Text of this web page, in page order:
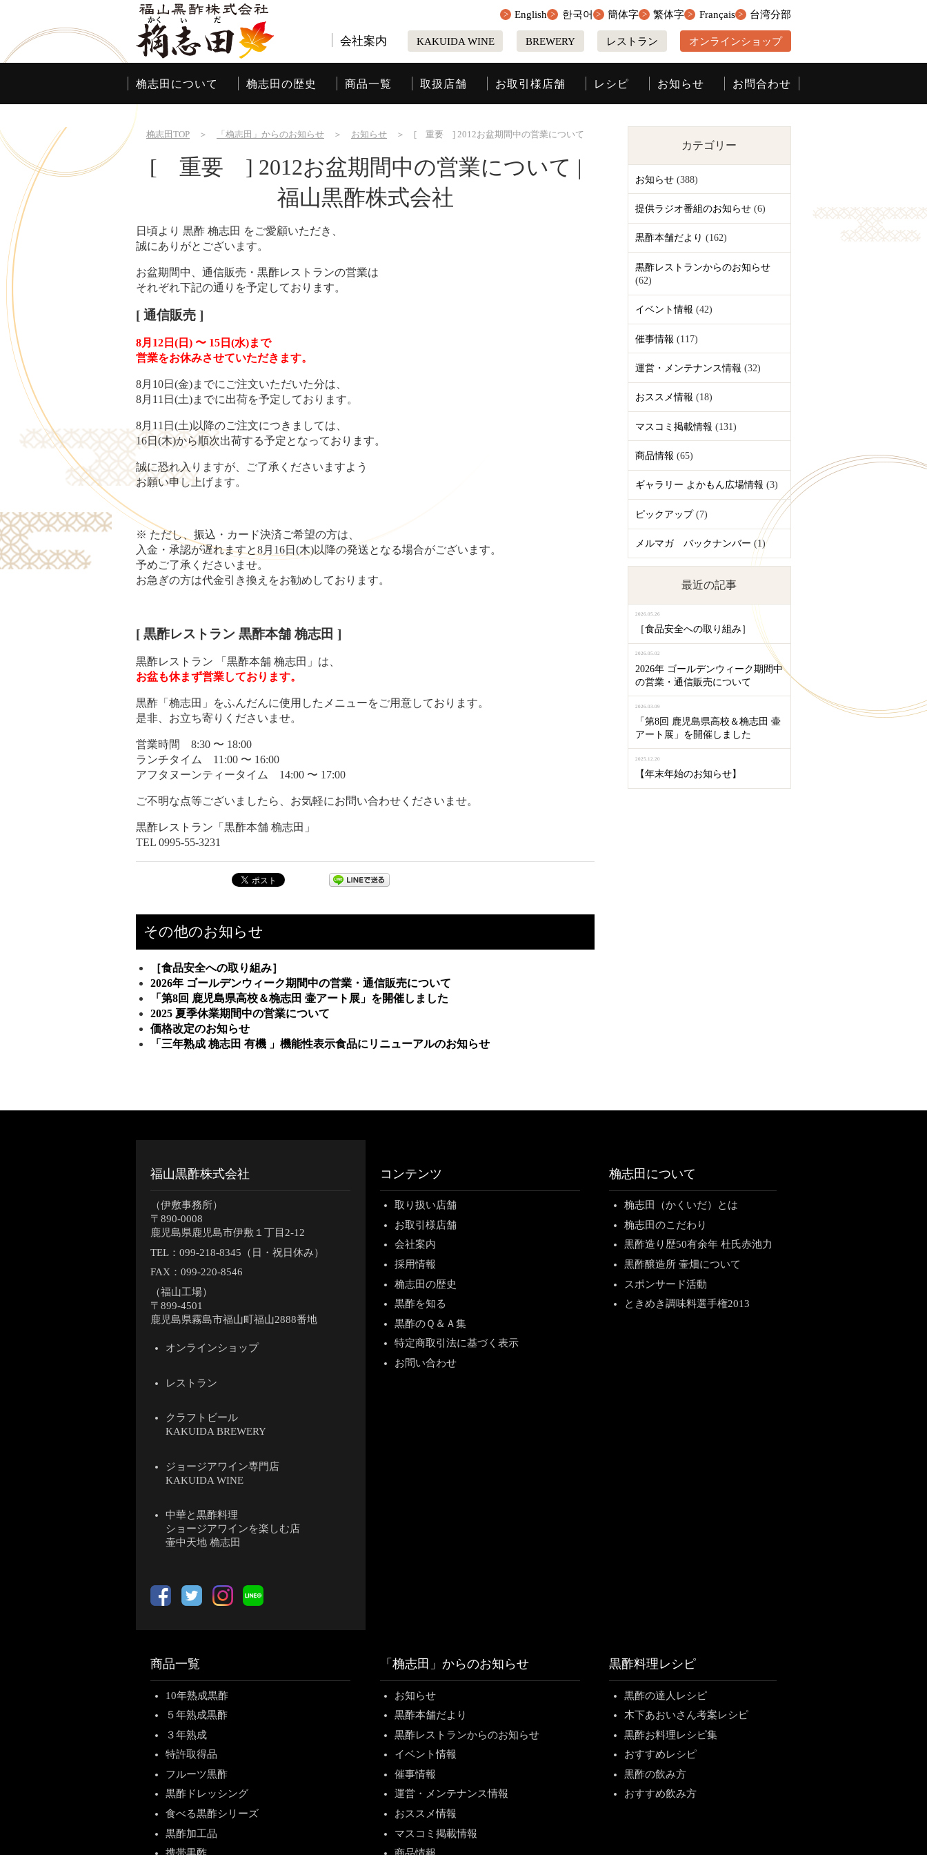
桷志田について 桷志田の歴史 商品一覧 取扱店舗 お取引様店舗 レシピ お知らせ お問合わせ
会社案内 KAKUIDA WINE BREWERY レストラン オンラインショップ
English 한국어 簡体字 繁体字 Français 台湾分部
桷志田TOP ＞ 「桷志田」からのお知らせ ＞ お知らせ ＞ [ 重要 ] 2012お盆期間中の営業について
[ 重要 ] 2012お盆期間中の営業について |
福山黒酢株式会社
日頃より 黒酢 桷志田 をご愛顧いただき、
誠にありがとございます。
お盆期間中、通信販売・黒酢レストランの営業は
それぞれ下記の通りを予定しております。
[ 通信販売 ]
8月12日(日) 〜 15日(水)まで
営業をお休みさせていただきます。
8月10日(金)までにご注文いただいた分は、
8月11日(土)までに出荷を予定しております。
8月11日(土)以降のご注文につきましては、
16日(木)から順次出荷する予定となっております。
誠に恐れ入りますが、ご了承くださいますよう
お願い申し上げます。
※ ただし、振込・カード決済ご希望の方は、
入金・承認が遅れますと8月16日(木)以降の発送となる場合がございます。
予めご了承くださいませ。
お急ぎの方は代金引き換えをお勧めしております。
[ 黒酢レストラン 黒酢本舗 桷志田 ]
黒酢レストラン 「黒酢本舗 桷志田」は、
お盆も休まず営業しております。
黒酢「桷志田」をふんだんに使用したメニューをご用意しております。
是非、お立ち寄りくださいませ。
営業時間 8:30 〜 18:00
ランチタイム 11:00 〜 16:00
アフタヌーンティータイム 14:00 〜 17:00
ご不明な点等ございましたら、お気軽にお問い合わせくださいませ。
黒酢レストラン「黒酢本舗 桷志田」
TEL 0995-55-3231
その他のお知らせ
［食品安全への取り組み］
2026年 ゴールデンウィーク期間中の営業・通信販売について
「第8回 鹿児島県高校＆桷志田 壷アート展」を開催しました
2025 夏季休業期間中の営業について
価格改定のお知らせ
「三年熟成 桷志田 有機 」機能性表示食品にリニューアルのお知らせ
カテゴリー
お知らせ (388)
提供ラジオ番組のお知らせ (6)
黒酢本舗だより (162)
黒酢レストランからのお知らせ
(62)
イベント情報 (42)
催事情報 (117)
運営・メンテナンス情報 (32)
おススメ情報 (18)
マスコミ掲載情報 (131)
商品情報 (65)
ギャラリー よかもん広場情報 (3)
ピックアップ(7)
メルマガ バックナンバー (1)
最近の記事
［食品安全への取り組み］
2026.05.26
2026年 ゴールデンウィーク期間中
の営業・通信販売について
2026.05.02
「第8回 鹿児島県高校＆桷志田 壷
アート展」を開催しました
2026.03.09
【年末年始のお知らせ】
2025.12.20
福山黒酢株式会社
（伊敷事務所）
〒890-0008
鹿児島県鹿児島市伊敷１丁目2-12
TEL：099-218-8345（日・祝日休み）
FAX：099-220-8546
（福山工場）
〒899-4501
鹿児島県霧島市福山町福山2888番地
オンラインショップ
レストラン
クラフトビール
KAKUIDA BREWERY
ジョージアワイン専門店
KAKUIDA WINE
中華と黒酢料理
ショージアワインを楽しむ店
壷中天地 桷志田
コンテンツ
取り扱い店舗
お取引様店舗
会社案内
採用情報
桷志田の歴史
黒酢を知る
黒酢のＱ＆Ａ集
特定商取引法に基づく表示
お問い合わせ
桷志田について
桷志田（かくいだ）とは
桷志田のこだわり
黒酢造り歴50有余年 杜氏赤池力
黒酢醸造所 壷畑について
スポンサード活動
ときめき調味料選手権2013
商品一覧
10年熟成黒酢
５年熟成黒酢
３年熟成
特許取得品
フルーツ黒酢
黒酢ドレッシング
食べる黒酢シリーズ
黒酢加工品
「桷志田」からのお知らせ
お知らせ
黒酢本舗だより
黒酢レストランからのお知らせ
イベント情報
催事情報
運営・メンテナンス情報
おススメ情報
マスコミ掲載情報
黒酢料理レシピ
黒酢の達人レシピ
木下あおいさん考案レシピ
黒酢お料理レシピ集
おすすめレシピ
黒酢の飲み方
おすすめ飲み方